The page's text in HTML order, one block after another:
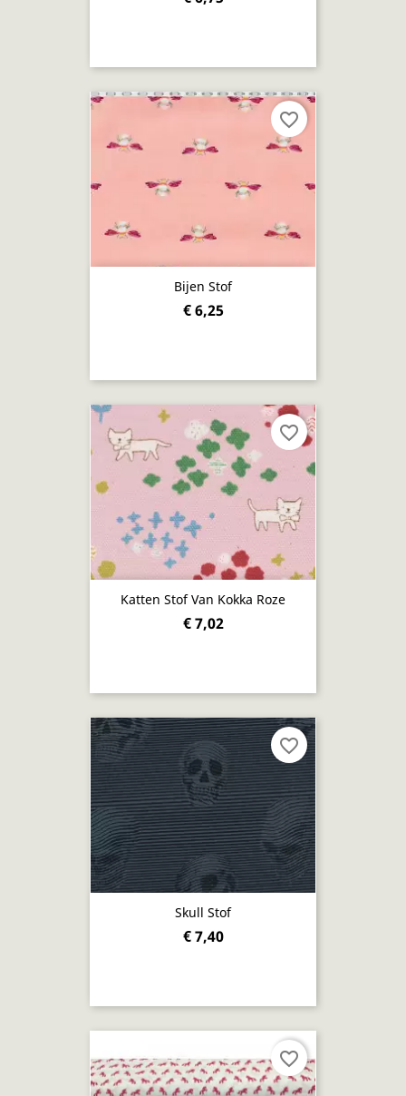
Bijen Stof
€ 6,25
favorite_border
Katten Stof Van Kokka Roze
€ 7,02
favorite_border
Skull Stof
€ 7,40
favorite_border
favorite_border